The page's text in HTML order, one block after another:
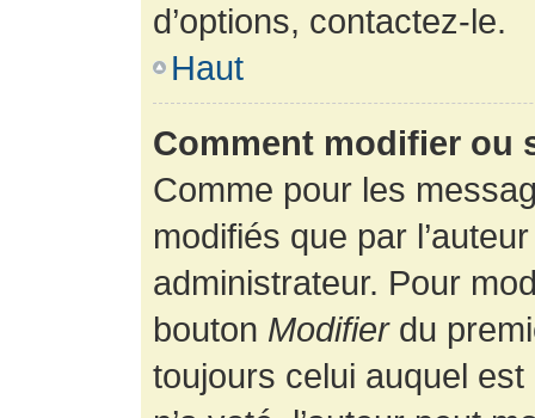
d’options, contactez-le.
Haut
Comment modifier ou
Comme pour les
modifiés que par
administrateur. Pour
bouton Modifierdu
toujours celui auquel